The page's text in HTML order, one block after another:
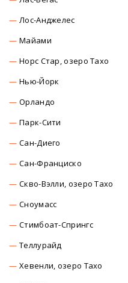
Лос-Анджелес
Майами
Норс Стар, озеро Тахо
Нью-Йорк
Орландо
Парк-Сити
Сан-Диего
Сан-Франциско
Скво-Вэлли, озеро Тахо
Сноумасc
Стимбоат-Спрингс
Теллурайд
Хевенли, озеро Тахо